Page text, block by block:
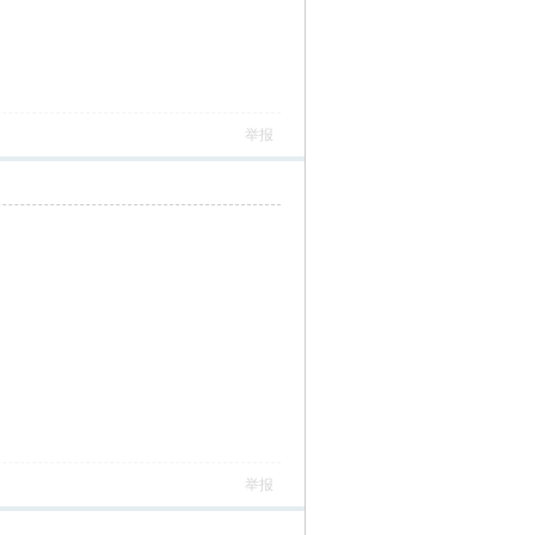
举报
举报